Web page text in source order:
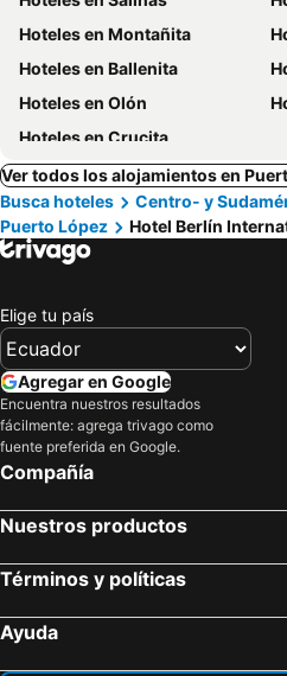
Hoteles en Montañita
Hoteles en Ballenita
Hoteles en Olón
Hoteles en Crucita
Ver todos los alojamientos en
Busca hoteles
Centro- y
Puerto López
Hotel Berlín
Elige tu país
Agregar en Google
Encuentra nuestros resultados
fácilmente: agrega trivago como
fuente preferida en Google.
Compañía
Nuestros productos
Términos y políticas
Ayuda